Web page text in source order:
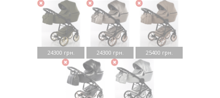
24300 грн. 24300 грн. 25400 грн.